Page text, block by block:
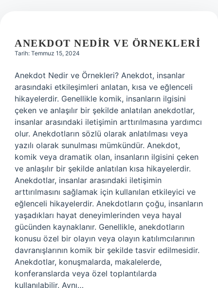
ANEKDOT NEDIR VE ÖRNEKLERI
Tarih: Temmuz 15, 2024
Anekdot Nedir ve Örnekleri? Anekdot, insanlar
arasındaki etkileşimleri anlatan, kısa ve eğlenceli
hikayelerdir. Genellikle komik, insanların ilgisini
çeken ve anlaşılır bir şekilde anlatılan anekdotlar,
insanlar arasındaki iletişimin arttırılmasına yardımcı
olur. Anekdotların sözlü olarak anlatılması veya
yazılı olarak sunulması mümkündür. Anekdot,
komik veya dramatik olan, insanların ilgisini çeken
ve anlaşılır bir şekilde anlatılan kısa hikayelerdir.
Anekdotlar, insanlar arasındaki iletişimin
arttırılmasını sağlamak için kullanılan etkileyici ve
eğlenceli hikayelerdir. Anekdotların çoğu, insanların
yaşadıkları hayat deneyimlerinden veya hayal
gücünden kaynaklanır. Genellikle, anekdotların
konusu özel bir olayın veya olayın katılımcılarının
davranışlarının komik bir şekilde tasvir edilmesidir.
Anekdotlar, konuşmalarda, makalelerde,
konferanslarda veya özel toplantılarda
kullanılabilir. Aynı…